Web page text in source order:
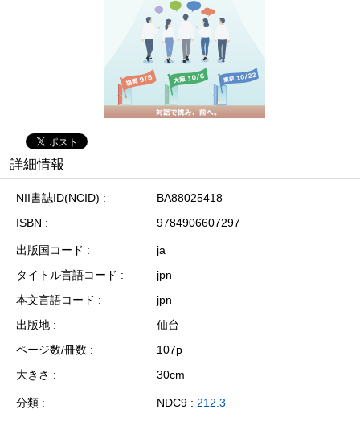
詳細情報
NII書誌ID(NCID)
BA88025418
ISBN
9784906607297
出版国コード
ja
タイトル言語コード
jpn
本文言語コード
jpn
出版地
仙台
ページ数/冊数
107p
大きさ
30cm
分類 NDC9 : 212.3